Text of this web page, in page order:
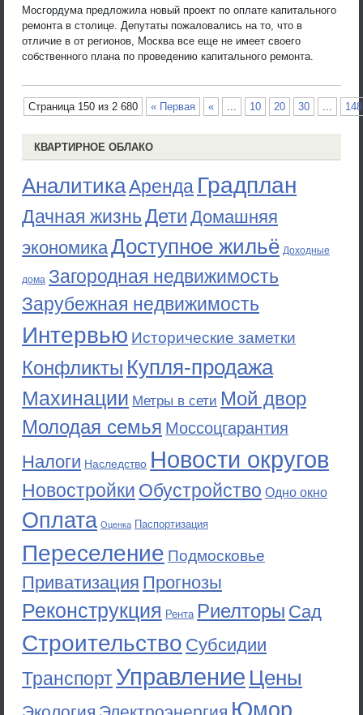
Мосгордума предложила новый проект по оплате капитального
ремонта в столице. Депутаты пожаловались на то, что в
отличие в от регионов, Москва все еще не имеет своего
собственного плана по проведению капитального ремонта.
Страница 150 из 2 680 « Первая « ... 10 20 30 ... 148
КВАРТИРНОЕ ОБЛАКО
АналитикаАренда Градплан
Дачная жизньДети Домашняя
экономикаДоступное жильё Доходные
дома Загородная недвижимость
Зарубежная недвижимость
Интервью Исторические заметки
Конфликты Купля-продажа
Махинации Метры в сети Мой двор
Молодая семья Моссоцгарантия
Налоги Наследство Новости округов
Новостройки Обустройство Одно окно
Оплата Оценка Паспортизация
Переселение Подмосковье
Приватизация Прогнозы
Реконструкция Рента Риелторы Сад
Строительство Субсидии
ТранспортУправление Цены
Юмор